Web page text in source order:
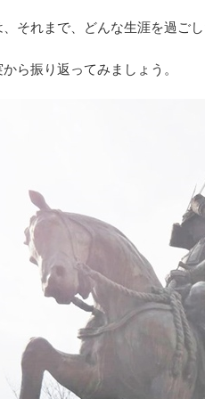
、それまで、どんな生涯を過ご
から振り返ってみましょう。